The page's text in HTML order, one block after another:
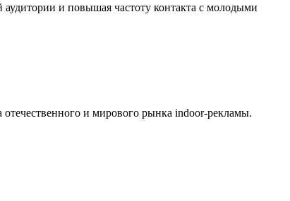
аудитории и повышая частоту контакта с молодыми
отечественного и мирового рынка indoor-рекламы.